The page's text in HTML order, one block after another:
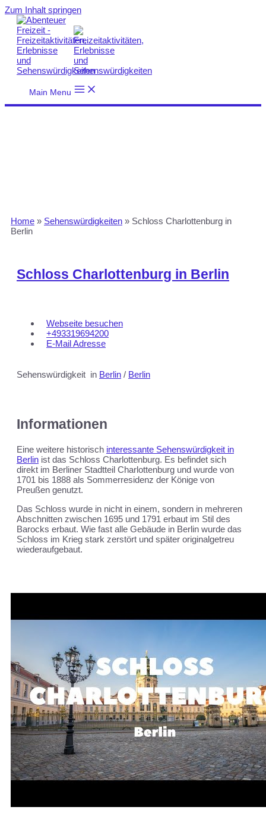
Zum Inhalt springen
Main Menu
Home » Sehenswürdigkeiten » Schloss Charlottenburg in
Berlin
Schloss Charlottenburg in Berlin
Webseite besuchen
+493319694200
E-Mail Adresse
Sehenswürdigkeit in Berlin / Berlin
Informationen
Eine weitere historisch interessante Sehenswürdigkeit in
Berlin ist das Schloss Charlottenburg. Es befindet sich
direkt im Berliner Stadtteil Charlottenburg und wurde von
1701 bis 1888 als Sommerresidenz der Könige von
Preußen genutzt.
Das Schloss wurde in nicht in einem, sondern in mehreren
Abschnitten zwischen 1695 und 1791 erbaut im Stil des
Barocks erbaut. Wie fast alle Gebäude in Berlin wurde das
Schloss im Krieg stark zerstört und später originalgetreu
wiederaufgebaut.